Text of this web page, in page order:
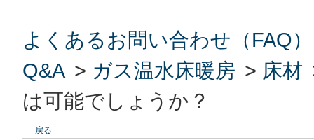
よくあるお問い合わせ（FAQ）
Q&A > ガス温水床暖房 > 床材
は可能でしょうか？
戻る